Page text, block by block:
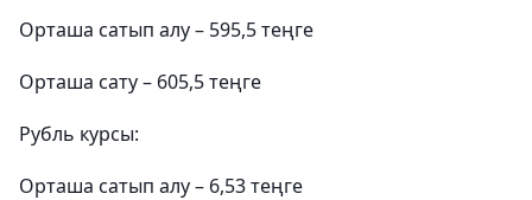
Орташа сатып алу – 595,5 теңге
Орташа сату – 605,5 теңге
Рубль курсы:
Орташа сатып алу – 6,53 теңге